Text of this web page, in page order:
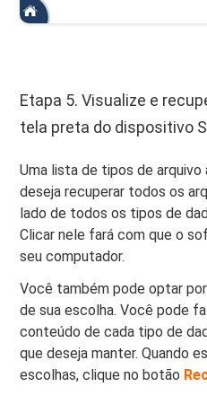
Etapa 5. Visualize e
tela preta do dispositivo
Uma lista de tipos de
deseja recuperar todos os
lado de todos os tipos de
Clicar nele fará com que o
seu computador.
Você também pode optar
de sua escolha. Você pode
conteúdo de cada tipo de
que deseja manter. Quando
escolhas, clique no botão